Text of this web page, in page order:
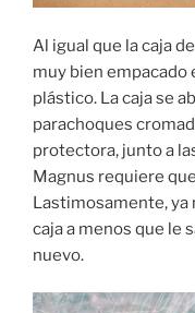
Al igual que la caja
muy bien empacado
plástico. La caja se
parachoques
protectora, junto a
Magnus requiere
Lastimosamente, ya
caja a menos que le
nuevo.